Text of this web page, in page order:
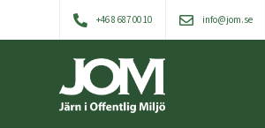
+46 8 687 00 10 info@jom.se